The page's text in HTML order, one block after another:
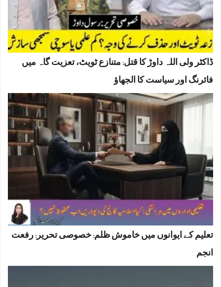
ڈاکٹر ولی اللہ داوڑ کا قتل: متنازع ٹویٹ، تعزیت گاہ میں
فائرنگ اور سیاست کا الجھاؤ
تعلیم کے ایوانوں میں خاموش ظلم: خصوصی تحریر: رفعت
انجم